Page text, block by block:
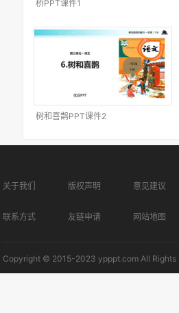
桥PPT课件1
树和喜鹊PPT课件2
关于我们 版权声明 意见建议
联系方式 友链申请 网站地图
Copyright © 2015-2023 ypppt.com All Rights